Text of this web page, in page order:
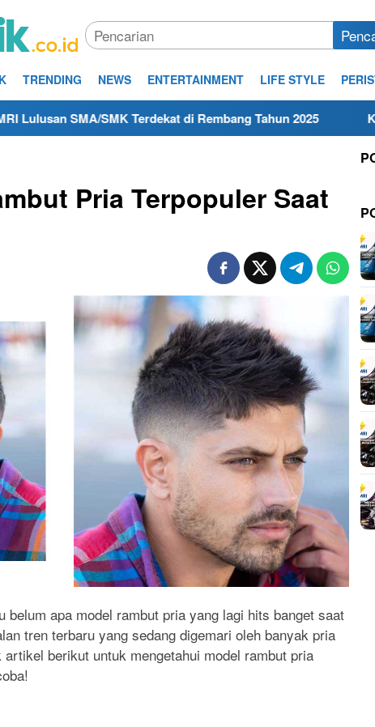
TRENDING NEWS ENTERTAINMENT LIFE STYLE
Terdekat di Rembang Tahun 2025 Kerja Hari Ini
Pria Terpopuler Saat
belum apa model rambut pria yang lagi hits banget saat
tren terbaru yang sedang digemari oleh banyak pria
berikut untuk mengetahui model rambut pria